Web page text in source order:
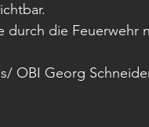
durch die
OBI Georg